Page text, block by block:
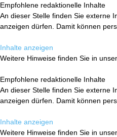
Empfohlene redaktionelle Inhalte
An dieser Stelle finden Sie externe
anzeigen dürfen. Damit können
Inhalte anzeigen
Weitere Hinweise finden Sie in
Empfohlene redaktionelle Inhalte
An dieser Stelle finden Sie externe
anzeigen dürfen. Damit können
Inhalte anzeigen
Weitere Hinweise finden Sie in